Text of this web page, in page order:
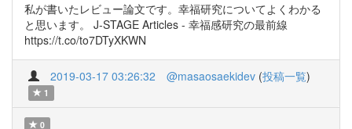
私が書いたレビュー論文です。幸福研究についてよくわかる
と思います。 J-STAGE Articles - 幸福感研究の最前線
https://t.co/to7DTyXKWN
2019-03-17 03:26:32 @masaosaekidev (投稿一覧)
1
0